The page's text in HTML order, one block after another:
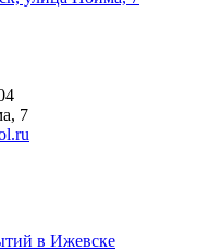
7
в Ижевске